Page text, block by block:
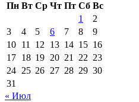
Пн Вт Ср Чт Пт Сб Вс
1
2
3
4 5 6 7 8
9
10 11 12 13 14 15 16
17 18 19 20 21 22 23
24 25 26 27 28 29 30
31
« Июл